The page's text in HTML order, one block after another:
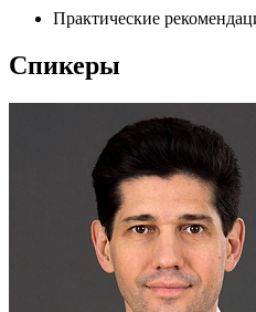
Практические
Спикеры